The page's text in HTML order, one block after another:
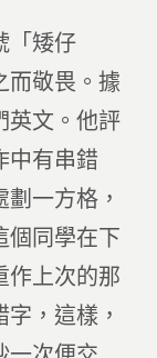
「矮仔
而敬畏。據
英文。他評
中有串錯
一方格，
個同學在下
作上次的那
，這樣，